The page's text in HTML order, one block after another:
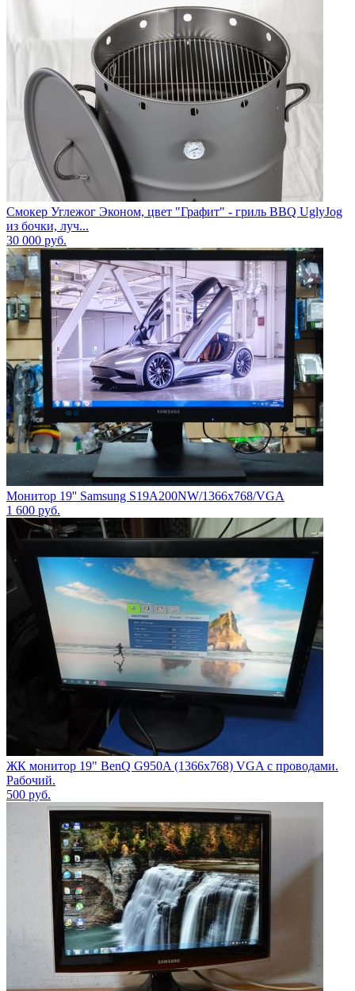
Смокер Углежог Эконом, цвет "Графит" - гриль BBQ UglyJog
из бочки, луч...
30 000 руб.
Монитор 19'' Samsung S19A200NW/1366x768/VGA
1 600 руб.
ЖК монитор 19" BenQ G950A (1366x768) VGA с проводами.
Рабочий.
500 руб.